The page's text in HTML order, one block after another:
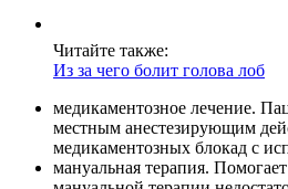
Читайте также:
Из за чего болит голова лоб
медикаментозное лечение.
местным анестезирующим
медикаментозных блокад с
мануальная терапия.